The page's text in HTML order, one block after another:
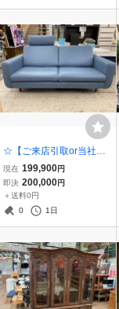
☆【ご来店引取or当社有
料配送限定】エコーネス
EKORNES ほぼ未使用 ス
トレスレス 2Pワイドソフ
ァ 受注品 ジョイ パテック
現在 199,900円
即決 200,000円
＋送料0円
0
1日